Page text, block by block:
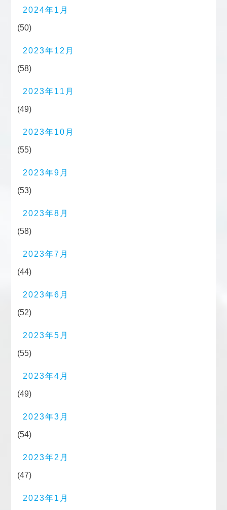
2024年1月
(50)
2023年12月
(58)
2023年11月
(49)
2023年10月
(55)
2023年9月
(53)
2023年8月
(58)
2023年7月
(44)
2023年6月
(52)
2023年5月
(55)
2023年4月
(49)
2023年3月
(54)
2023年2月
(47)
2023年1月